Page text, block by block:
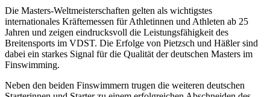
Die Masters-Weltmeisterschaften gelten als wichtigstes
internationales Kräftemessen für Athletinnen und Athleten ab 25
Jahren und zeigen eindrucksvoll die Leistungsfähigkeit des
Breitensports im VDST. Die Erfolge von Pietzsch und Häßler sind
dabei ein starkes Signal für die Qualität der deutschen Masters im
Finswimming.
Neben den beiden Finswimmern trugen die weiteren deutschen